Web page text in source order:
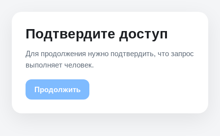
Подтвердите доступ
Для продолжения нужно подтвердить, что запрос
выполняет человек.
Продолжить